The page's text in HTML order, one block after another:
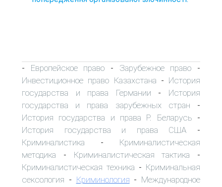
- Европейское право - Зарубежное право -
Инвестиционное право Казахстана - История
государства и права Германии - История
государства и права зарубежных стран -
История государства и права Р. Беларусь -
История государства и права США -
Криминалистика - Криминалистическая
методика - Криминалистическая тактика -
Криминалистическая техника - Криминальная
сексология - Криминология - Международное